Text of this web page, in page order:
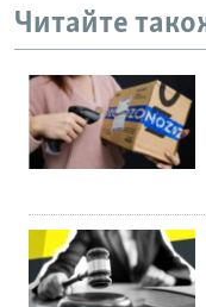
Читайте